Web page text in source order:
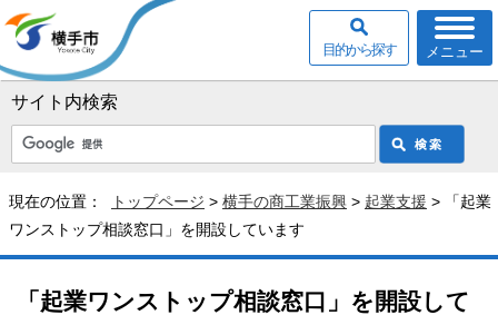
サイト内検索
メニュー
目的から探す
現在の位置： トップページ > 横手の商工業振興 > 起業支援 > 「起業
ワンストップ相談窓口」を開設しています
「起業ワンストップ相談窓口」を開設して